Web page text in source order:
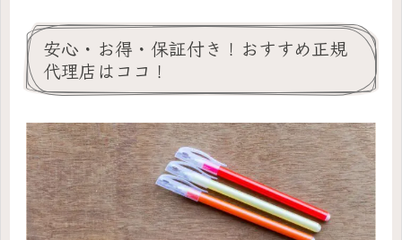
安心・お得・保証付き！おすすめ正規
代理店はココ！